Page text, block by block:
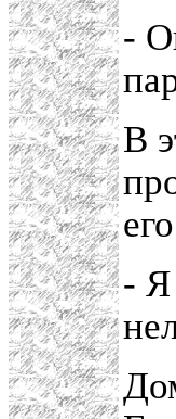
-
В
- Я